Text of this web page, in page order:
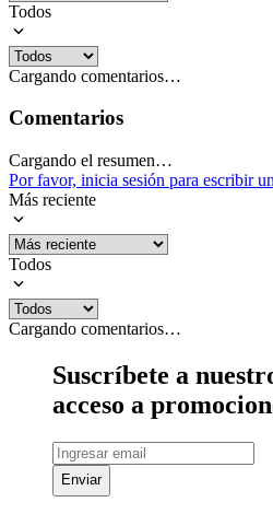
Todos
Cargando comentarios…
Comentarios
Cargando el resumen…
Por favor, inicia sesión para escribir
Más reciente
Todos
Cargando comentarios…
Suscríbete a
acceso a
Enviar